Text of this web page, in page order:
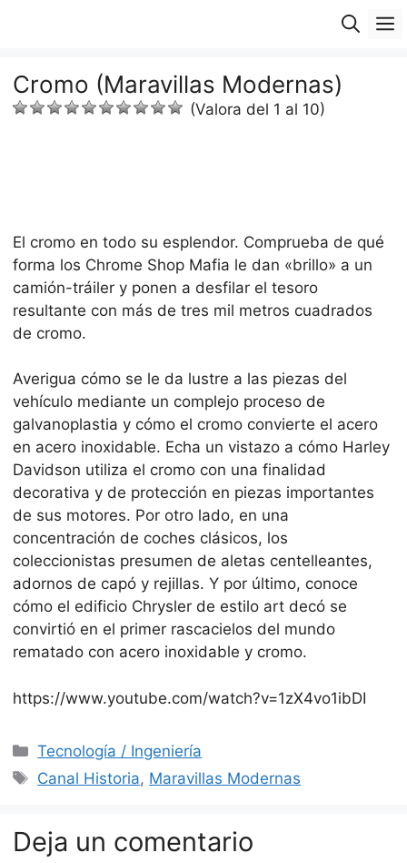
Cromo (Maravillas Modernas)
(Valora del 1 al 10)
El cromo en todo su esplendor. Comprueba de qué
forma los Chrome Shop Mafia le dan «brillo» a un
camión-tráiler y ponen a desfilar el tesoro
resultante con más de tres mil metros cuadrados
de cromo.
Averigua cómo se le da lustre a las piezas del
vehículo mediante un complejo proceso de
galvanoplastia y cómo el cromo convierte el acero
en acero inoxidable. Echa un vistazo a cómo Harley
Davidson utiliza el cromo con una finalidad
decorativa y de protección en piezas importantes
de sus motores. Por otro lado, en una
concentración de coches clásicos, los
coleccionistas presumen de aletas centelleantes,
adornos de capó y rejillas. Y por último, conoce
cómo el edificio Chrysler de estilo art decó se
convirtió en el primer rascacielos del mundo
rematado con acero inoxidable y cromo.
https://www.youtube.com/watch?v=1zX4vo1ibDI
Categorías
Tecnología / Ingeniería
Etiquetas
Canal Historia, Maravillas Modernas
Deja un comentario